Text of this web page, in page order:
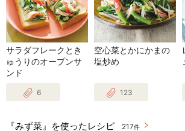
サラダフレークとき
ゅうりのオープンサ
ンド
6
空心菜とかにかまの
塩炒め
123
『みず菜』を使ったレシピ 217件